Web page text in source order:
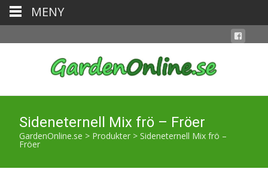
Sideneternell Mix frö – Fröer
GardenOnline.se > Produkter > Sideneternell Mix frö –
Fröer
MENY